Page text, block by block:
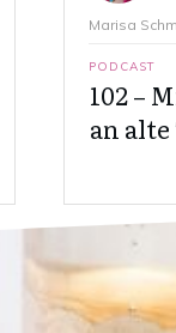
Marisa
PODCAST
102 –
an